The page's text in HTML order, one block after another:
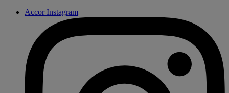
Accor Instagram